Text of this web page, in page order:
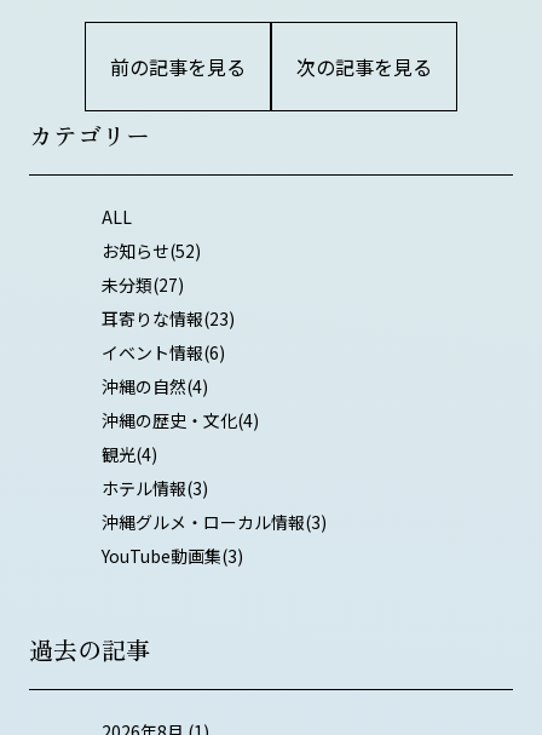
前の記事を見る 次の記事を見る
カテゴリー
ALL
お知らせ(52)
未分類(27)
耳寄りな情報(23)
イベント情報(6)
沖縄の自然(4)
沖縄の歴史・文化(4)
観光(4)
ホテル情報(3)
沖縄グルメ・ローカル情報(3)
YouTube動画集(3)
過去の記事